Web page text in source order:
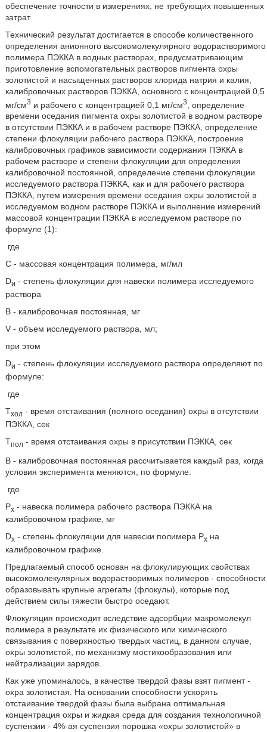
обеспечение точности в измерениях, не требующих повышенных
затрат.
Технический результат достигается в способе количественного
определения анионного высокомолекулярного водорастворимого
полимера ПЭККА в водных растворах, предусматривающим
приготовление вспомогательных растворов пигмента охры
золотистой и насыщенных растворов хлорида натрия и калия,
калибровочных растворов ПЭККА, основного с концентрацией 0,5
мг/см3 и рабочего с концентрацией 0,1 мг/см3
, определение
времени оседания пигмента охры золотистой в водном растворе
в отсутствии ПЭККА и в рабочем растворе ПЭККА, определение
степени флокуляции рабочего раствора ПЭККА, построение
калибровочных графиков зависимости содержания ПЭККА в
рабочем растворе и степени флокуляции для определения
калибровочной постоянной, определение степени флокуляции
исследуемого раствора ПЭККА, как и для рабочего раствора
ПЭККА, путем измерения времени оседания охры золотистой в
исследуемом водном растворе ПЭККА и выполнение измерений
массовой концентрации ПЭККА в исследуемом растворе по
формуле (1):
где
С - массовая концентрация полимера, мг/мл
Dи - степень флокуляции для навески полимера исследуемого
раствора
В - калибровочная постоянная, мг
V - объем исследуемого раствора, мл;
при этом
Dи - степень флокуляции исследуемого раствора определяют по
формуле:
где
Тхол- время отстаивания (полного оседания) охры в отсутствии
ПЭККА, сек
Тпол- время отстаивания охры в присутствии ПЭККА, сек
В - калибровочная постоянная рассчитывается каждый раз, когда
условия эксперимента меняются, по формуле:
где
Рх- навеска полимера рабочего раствора ПЭККА на
калибровочном графике, мг
Dx- степень флокуляции для навески полимера Рхна
калибровочном графике.
Предлагаемый способ основан на флокулирующих свойствах
высокомолекулярных водорастворимых полимеров - способности
образовывать крупные агрегаты (флокулы), которые под
действием силы тяжести быстро оседают.
Флокуляция происходит вследствие адсорбции макромолекул
полимера в результате их физического или химического
связывания с поверхностью твердых частиц, в данном случае,
охры золотистой, по механизму мостикообразования или
нейтрализации зарядов.
Как уже упоминалось, в качестве твердой фазы взят пигмент -
охра золотистая. На основании способности ускорять
отстаивание твердой фазы была выбрана оптимальная
концентрация охры и жидкая среда для создания технологичной
суспензии - 4%-ая суспензия порошка «охры золотистой» в